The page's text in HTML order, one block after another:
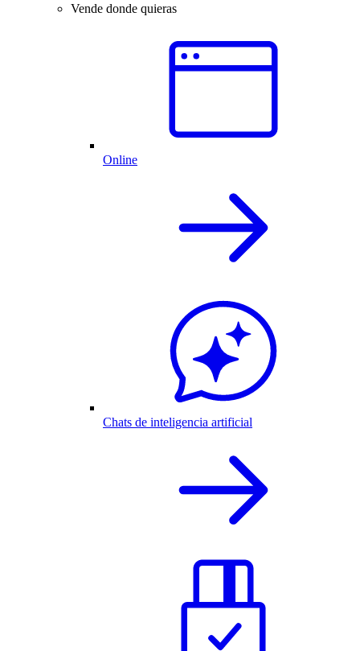
Vende donde quieras
Online
Chats de inteligencia artificial